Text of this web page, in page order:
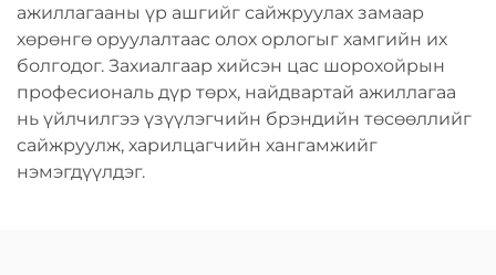
ажиллагааны үр ашгийг сайжруулах замаар
хөрөнгө оруулалтаас олох орлогыг хамгийн их
болгодог. Захиалгаар хийсэн цас шорохойрын
професиональ дүр төрх, найдвартай ажиллагаа
нь үйлчилгээ үзүүлэгчийн брэндийн төсөөллийг
сайжруулж, харилцагчийн хангамжийг
нэмэгдүүлдэг.